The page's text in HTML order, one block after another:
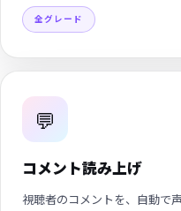
全グレード
💬
コメント読み上げ
視聴者のコメントを、自動で